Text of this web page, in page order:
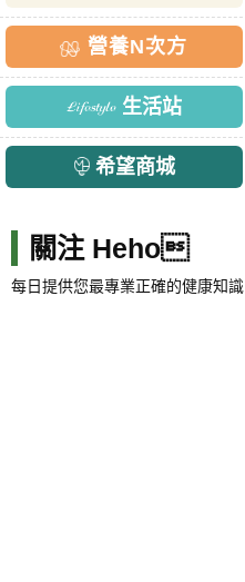
營養N次方
生活站
希望商城
關注 Heho
每日提供您最專業正確的健康知識